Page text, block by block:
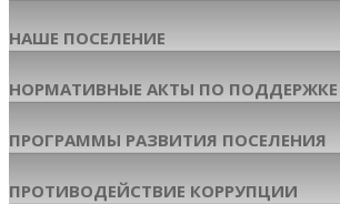
НАШЕ ПОСЕЛЕНИЕ
НОРМАТИВНЫЕ АКТЫ ПО
ПРОГРАММЫ РАЗВИТИЯ ПОСЕЛЕНИЯ
ПРОТИВОДЕЙСТВИЕ КОРРУПЦИИ